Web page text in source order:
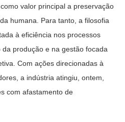
valor principal a preservação
humana. Para tanto, a filosofia
à eficiência nos processos
produção e na gestão focada
Com ações direcionadas à
a indústria atingiu, ontem,
com afastamento de